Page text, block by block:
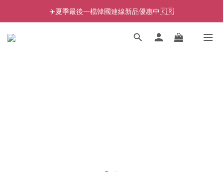
✈️夏季最後一檔韓國連線新品優惠中🇰🇷